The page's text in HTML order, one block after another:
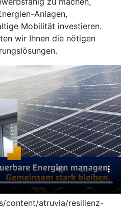
Anlagen,
Mobilität investieren.
wir Ihnen die nötigen
content/atruvia/resilienz-